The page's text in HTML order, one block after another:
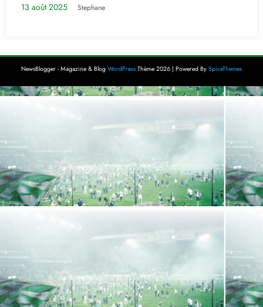
13 août 2025 Stephane
NewsBlogger - Magazine & Blog WordPress Thème 2026 | Powered By SpiceThemes